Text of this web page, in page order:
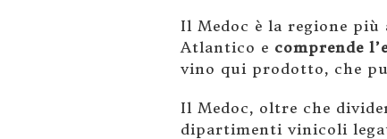
Il Medoc è la regione più
Atlantico e comprende
vino qui prodotto, che
Il Medoc, oltre che
dipartimenti vinicoli